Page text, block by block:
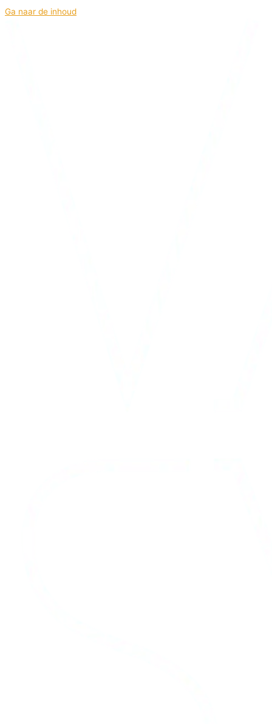
Ga naar de inhoud